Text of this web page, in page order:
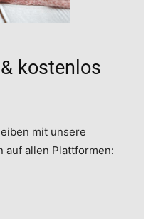
kostenlos
mit unsere
auf allen Plattformen: